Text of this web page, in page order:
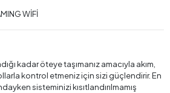
kadar öteye taşımanız amacıyla akım,
kontrol etmeniz için sizi güçlendirir. En
sisteminizi kısıtlandırılmamış